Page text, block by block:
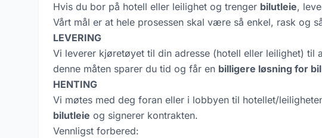
Hvis du bor på hotell eller leilighet og trenger bilutleie,
Vårt mål er at hele prosessen skal være så enkel, rask og
LEVERING
Vi leverer kjøretøyet til din adresse (hotell eller leilighet) til
denne måten sparer du tid og får en billigere løsning for
HENTING
Vi møtes med deg foran eller i lobbyen til hotellet/
bilutleie og signerer kontrakten.
Vennligst forbered: